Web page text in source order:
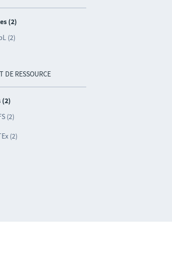
(2)
(2)
DE RESSOURCE
(2)
(2)
(2)